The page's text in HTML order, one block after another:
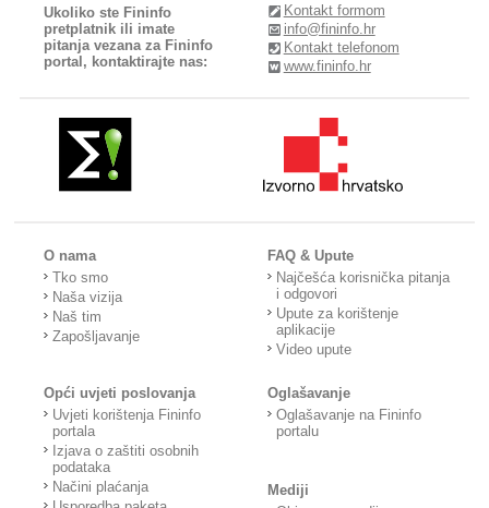
Ukoliko ste Fininfo
pretplatnik ili imate
pitanja vezana za Fininfo
portal, kontaktirajte nas:
Kontakt formom
info@fininfo.hr
Kontakt telefonom
www.fininfo.hr
O nama
Tko smo
Naša vizija
Naš tim
Zapošljavanje
FAQ & Upute
Najčešća korisnička pitanja
i odgovori
Upute za korištenje
aplikacije
Video upute
Opći uvjeti poslovanja
Uvjeti korištenja Fininfo
portala
Izjava o zaštiti osobnih
podataka
Načini plaćanja
Oglašavanje
Oglašavanje na Fininfo
portalu
Mediji